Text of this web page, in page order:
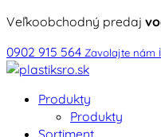
Veľkoobchodný predaj
0902 915 564 Zavolajte nám
Produkty
Produkty